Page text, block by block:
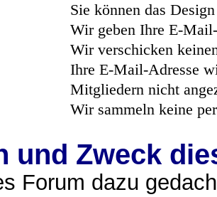
Sie können das
Wir geben Ihre E-
Wir verschicken
Ihre E-Mail-Adresse
Mitgliedern nicht
Wir sammeln keine
und Zweck
Forum dazu